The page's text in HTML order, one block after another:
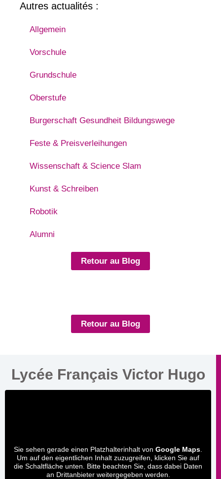
Autres actualités :
Allgemein
Vorschule
Grundschule
Oberstufe
Burgerschaft Gesundheit Bildungswege
Feste & Preisverleihungen
Wissenschaft & Science Slam
Kunst & Schreiben
Robotik
Alumni
Retour au Blog
Retour au Blog
Lycée Français Victor Hugo
Sie sehen gerade einen Platzhalterinhalt von Google Maps
Um auf den eigentlichen Inhalt zuzugreifen, klicken Sie auf
die Schaltfläche unten. Bitte beachten Sie, dass dabei Daten
an Drittanbieter weitergegeben werden.